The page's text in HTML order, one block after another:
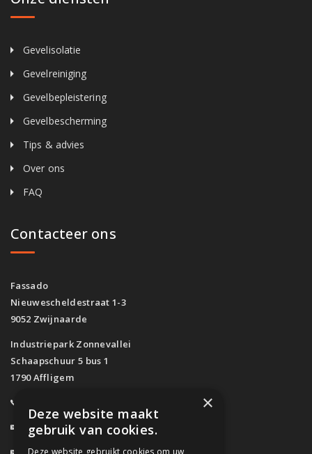
Gevelisolatie
Gevelreiniging
Gevelbepleistering
Gevelbescherming
Tips & advies
Over ons
FAQ
Contacteer ons
Fassado
Nieuwescheldestraat 1-3
9052 Zwijnaarde
Industriepark Zonnevallei
Schaapschuur 5 bus 1
1790 Affligem
info@fassado.be
×
Deze website maakt
gebruik van cookies.
Deze website gebruikt cookies om uw